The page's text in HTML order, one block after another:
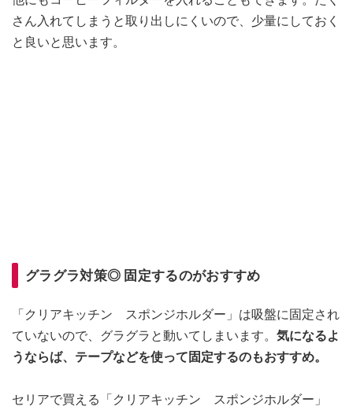
さん入れてしまうと取り出しにくいので、少量にしておく
と良いと思います。
グラグラ対策◎ 固定するのがおすすめ
「クリアキッチン スポンジホルダー」は吸盤に固定され
ていないので、グラグラと動いてしまいます。 気になるよ
うならば、テープなどを使って固定するのもおすすめ。
セリアで買える「クリアキッチン スポンジホルダー」